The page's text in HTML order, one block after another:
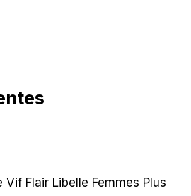
Vif Flair Libelle Femmes Plus